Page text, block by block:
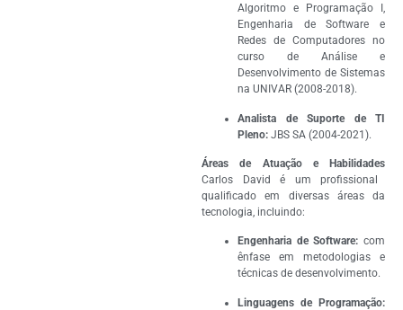
Algoritmo e Programação I,
Engenharia de Software e
Redes de Computadores no
curso de Análise e
Desenvolvimento de Sistemas
na UNIVAR (2008-2018).
Analista de Suporte de TI
Pleno: JBS SA (2004-2021).
Áreas de Atuação e Habilidades
Carlos David é um profissional
qualificado em diversas áreas da
tecnologia, incluindo:
Engenharia de Software: com
ênfase em metodologias e
técnicas de desenvolvimento.
Linguagens de Programação: